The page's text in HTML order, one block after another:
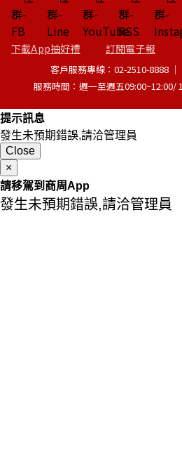
下載App抽好禮 訂閱電子報
客戶服務專線：02-2510-8888 │
服務時間：週一至週五09:00~12:00/
提示訊息
發生未預期錯誤,請洽管理員
Close
×
請移駕到商周App
發生未預期錯誤,請洽管理員